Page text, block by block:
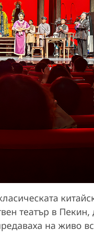
театър в Пекин,
на живо